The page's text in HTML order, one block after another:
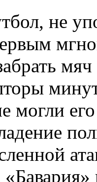
не
могли